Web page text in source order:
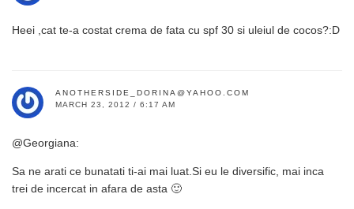
Heei ,cat te-a costat crema de fata cu spf 30 si uleiul de cocos?:D
ANOTHERSIDE_DORINA@YAHOO.COM
MARCH 23, 2012 / 6:17 AM
@Georgiana:
Sa ne arati ce bunatati ti-ai mai luat.Si eu le diversific, mai inca
trei de incercat in afara de asta 🙂